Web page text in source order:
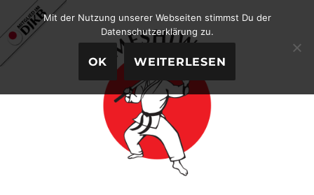
Mit der Nutzung unserer Webseiten stimmst Du der
Datenschutzerklärung zu.
OK WEITERLESEN